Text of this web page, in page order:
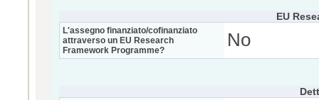
EU
L'assegno finanziato/cofinanziato
attraverso un EU Research
Framework Programme?
No